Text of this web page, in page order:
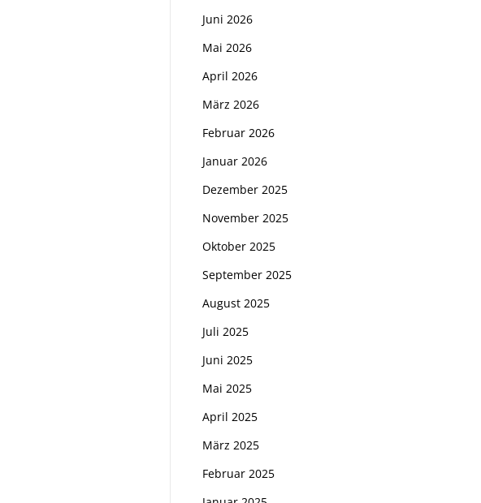
Juni 2026
Mai 2026
April 2026
März 2026
Februar 2026
Januar 2026
Dezember 2025
November 2025
Oktober 2025
September 2025
August 2025
Juli 2025
Juni 2025
Mai 2025
April 2025
März 2025
Februar 2025